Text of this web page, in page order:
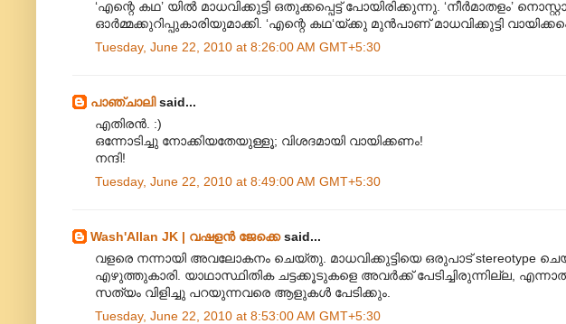
‘എന്റെ കഥ’ യിൽ മാധവിക്കുട്ടി ഒതുക്കപ്പെട്ട് പോയിരിക്കുന്നു. ‘നീർമാതളം’
ഓർമ്മക്കുറിപ്പുകാരിയുമാക്കി. ‘എന്റെ കഥ‘യ്ക്കു മുൻപാണ് മാധവിക്കുട്ടി
Tuesday, June 22, 2010 at 8:26:00 AM GMT+5:30
പാഞ്ചാലിsaid...
എതിരൻ. :)
ഒന്നോടിച്ചു നോക്കിയതേയുള്ളൂ; വിശദമായി വായിക്കണം!
നന്ദി!
Tuesday, June 22, 2010 at 8:49:00 AM GMT+5:30
Wash'Allan JK | വഷളന്‍ ജേക്കെsaid...
വളരെ നന്നായി അവലോകനം ചെയ്തു. മാധവിക്കുട്ടിയെ ഒരുപാട് stereotype
എഴുത്തുകാരി. യാഥാസ്ഥിതിക ചട്ടക്കൂടുകളെ അവര്‍ക്ക് പേടിച്ചിരുന്നില്ല,
സത്യം വിളിച്ചു പറയുന്നവരെ ആളുകള്‍ പേടിക്കും.
Tuesday, June 22, 2010 at 8:53:00 AM GMT+5:30